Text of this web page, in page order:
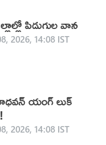
పిడుగుల వాన
2026, 14:08 IST
యంగ్ లుక్
2026, 14:08 IST